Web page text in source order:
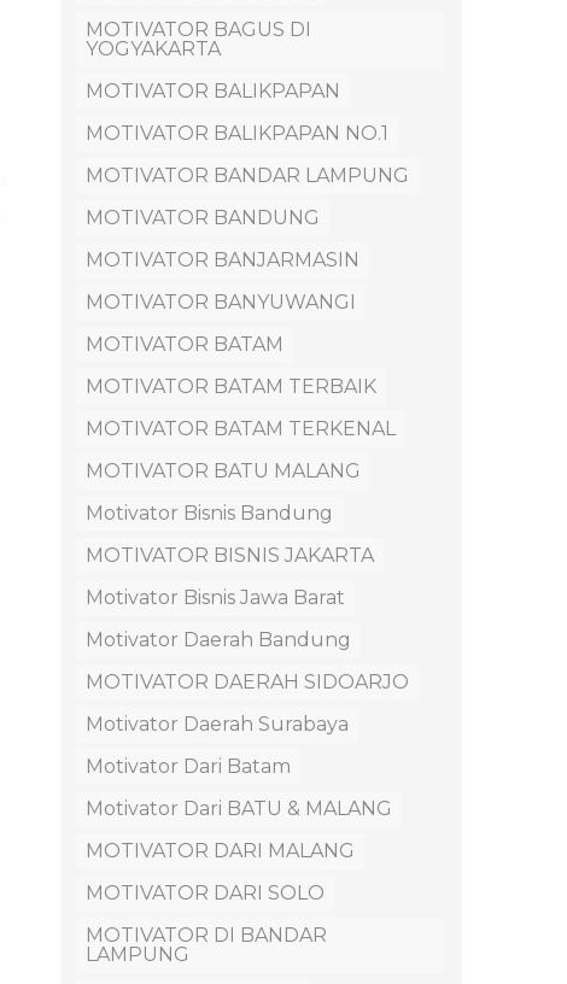
MOTIVATOR BAGUS DI
YOGYAKARTA
MOTIVATOR BALIKPAPAN
MOTIVATOR BALIKPAPAN NO.1
MOTIVATOR BANDAR LAMPUNG
MOTIVATOR BANDUNG
MOTIVATOR BANJARMASIN
MOTIVATOR BANYUWANGI
MOTIVATOR BATAM
MOTIVATOR BATAM TERBAIK
MOTIVATOR BATAM TERKENAL
MOTIVATOR BATU MALANG
Motivator Bisnis Bandung
MOTIVATOR BISNIS JAKARTA
Motivator Bisnis Jawa Barat
Motivator Daerah Bandung
MOTIVATOR DAERAH SIDOARJO
Motivator Daerah Surabaya
Motivator Dari Batam
Motivator Dari BATU & MALANG
MOTIVATOR DARI MALANG
MOTIVATOR DARI SOLO
MOTIVATOR DI BANDAR
LAMPUNG